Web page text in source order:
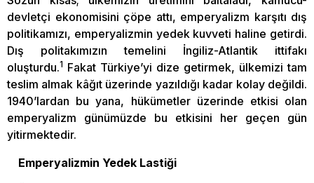
devletçi ekonomisini çöpe attı, emperyalizm karşıtı dış
politikamızı, emperyalizmin yedek kuvveti haline getirdi.
Dış politakımızın temelini İngiliz-Atlantik ittifakı
oluşturdu.1 Fakat Türkiye’yi dize getirmek, ülkemizi tam
teslim almak kâğıt üzerinde yazıldığı kadar kolay değildi.
1940’lardan bu yana, hükümetler üzerinde etkisi olan
emperyalizm günümüzde bu etkisini her geçen gün
yitirmektedir.
Emperyalizmin Yedek Lastiği